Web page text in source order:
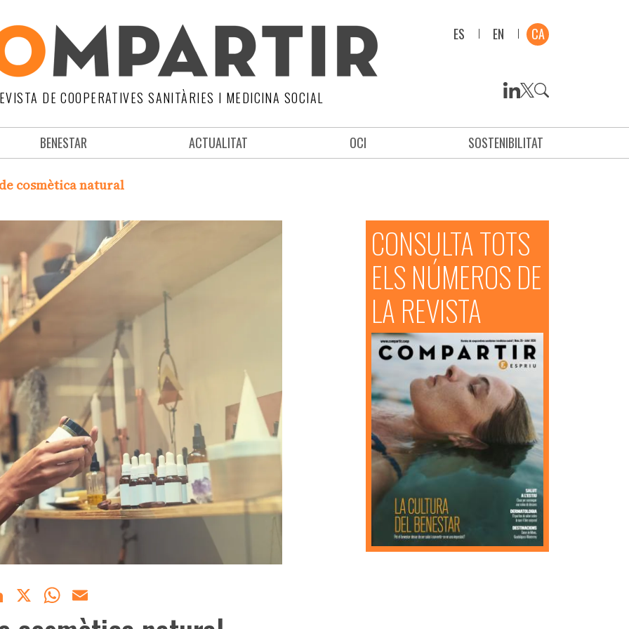
DE COOPERATIVES SANITÀRIES I MEDICINA SOCIAL
ES EN CA
BENESTAR ACTUALITAT OCI SOSTENIBILITAT
cosmètica natural
LinkedIn
X WhatsApp
CONSULTA TOTS
ELS NÚMEROS DE
LA REVISTA